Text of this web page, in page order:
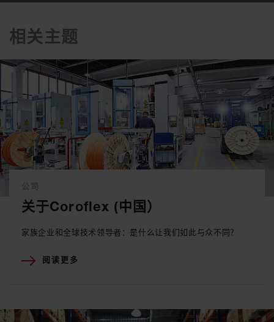
相关主题
关于Coroflex (中国）
家族企业和全球技术领导者：是什么让我们如此与众不同？
阅读更多